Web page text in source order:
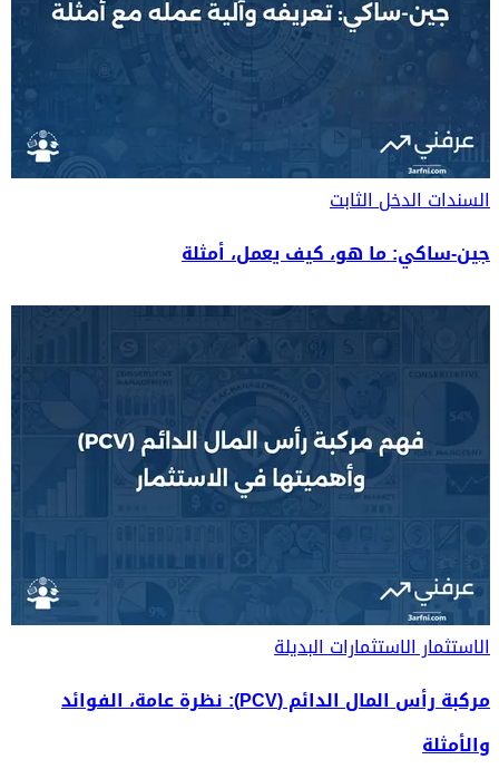
السنداتالدخل الثابت
جين-ساكي: ما هو، كيف يعمل، أمثلة
الاستثمارالاستثمارات البديلة
مركبة رأس المال الدائم (PCV): نظرة عامة، الفوائد
والأمثلة